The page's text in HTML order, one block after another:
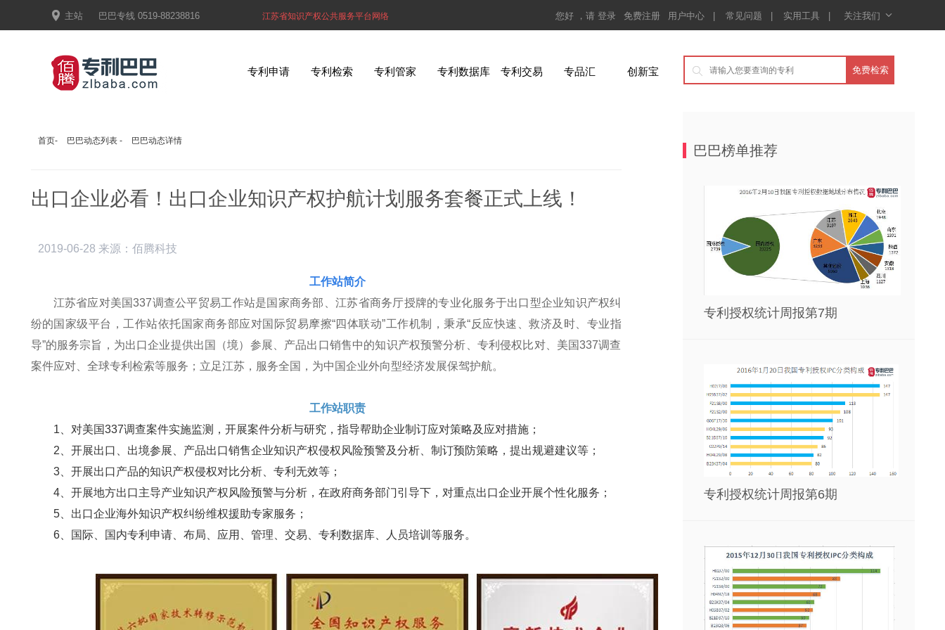
 主站 巴巴专线 0519-88238816 江苏省知识产权公共服务平台网络 您好 ，请 登录 免费注册 用户中心 常见问题 实用工具 关注我们 
专利申请 专利检索 专利管家 专利数据库 专利交易 专品汇 创新宝 
首页- 巴巴动态列表 - 巴巴动态详情
出口企业必看！出口企业知识产权护航计划服务套餐正式上线！
2019-06-28 来源：佰腾科技
工作站简介
江苏省应对美国337调查公平贸易工作站是国家商务部、江苏省商务厅授牌的专业化服务于出口型企业知识产权纠
纷的国家级平台，工作站依托国家商务部应对国际贸易摩擦“四体联动”工作机制，秉承“反应快速、救济及时、专业指
导”的服务宗旨，为出口企业提供出国（境）参展、产品出口销售中的知识产权预警分析、专利侵权比对、美国337调查
案件应对、全球专利检索等服务； 立足江苏，服务全国，为中国企业外向型经济发展保驾护航。
工作站职责
1、对美国337调查案件实施监测，开展案件分析与研究，指导帮助企业制订应对策略及应对措施；
2、开展出口、出境参展、产品出口销售企业知识产权侵权风险预警及分析、制订预防策略，提出规避建议等；
3、开展出口产品的知识产权侵权对比分析、专利无效等；
4、开展地方出口主导产业知识产权风险预警与分析，在政府商务部门引导下，对重点出口企业开展个性化服务；
5、出口企业海外知识产权纠纷维权援助专家服务；
6、国际、国内专利申请、布局、应用、管理、交易、专利数据库、人员培训等服务。
巴巴榜单推荐
专利授权统计周报第7期
专利授权统计周报第6期